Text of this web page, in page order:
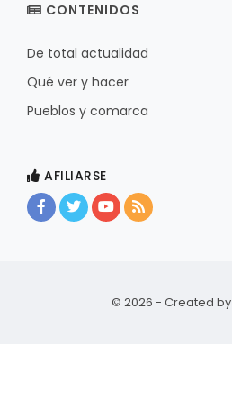
CONTENIDOS
De total actualidad
Qué ver y hacer
Pueblos y comarca
AFILIARSE
© 2026 - Created by